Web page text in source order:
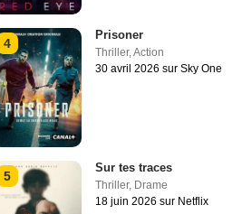
4
Prisoner
Thriller,Action
30 avril 2026 sur Sky One
5
Sur tes traces
Thriller, Drame
18 juin 2026 sur Netflix